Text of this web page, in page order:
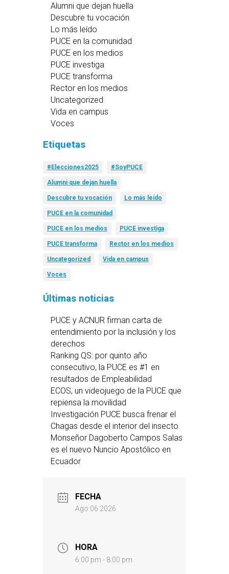
Alumni que dejan huella
Descubre tu vocación
Lo más leído
PUCE en la comunidad
PUCE en los medios
PUCE investiga
PUCE transforma
Rector en los medios
Uncategorized
Vida en campus
Voces
Etiquetas
#Elecciones2025 #SoyPUCE
Alumni que dejan huella
Descubre tu vocación Lo más leído
PUCE en la comunidad
PUCE en los medios PUCE investiga
PUCE transforma Rector en los medios
Uncategorized Vida en campus
Voces
Últimas noticias
PUCE y ACNUR firman carta de
entendimiento por la inclusión y los
derechos
Ranking QS: por quinto año
consecutivo, la PUCE es #1 en
resultados de Empleabilidad
ECOS, un videojuego de la PUCE que
repiensa la movilidad
Investigación PUCE busca frenar el
Chagas desde el interior del insecto
Monseñor Dagoberto Campos Salas
es el nuevo Nuncio Apostólico en
Ecuador
FECHA
Ago 06 2026
HORA
6:00 pm - 8:00 pm